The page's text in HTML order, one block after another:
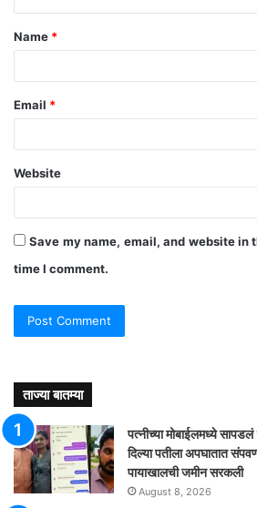
t
*
Name *
Email *
Website
Save my name, email, and website in
time I comment.
ताज्या बातम्या
पत्नीच्या मोबाईलमध्ये सापडलं
दिल्या पतीला अपघातात
पायाखालची जमीन सरकली
August 8, 2026